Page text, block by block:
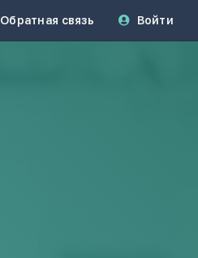
Обратная связь Войти